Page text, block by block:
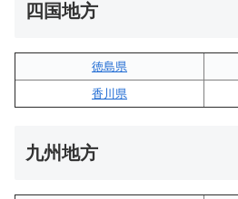
四国地方
徳島県
香川県
九州地方